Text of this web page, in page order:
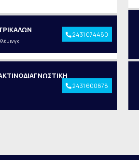
2431 074480
2431 600878